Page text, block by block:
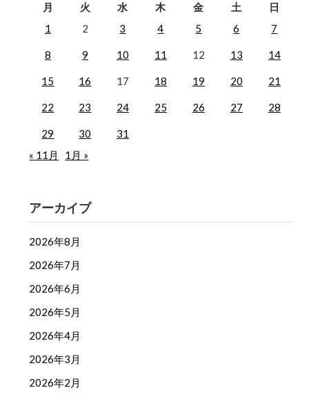
月 火 水 木 金 土
日
1
2 3 4 5 6 7
8 9 10 11 12 13 14
15 16 17 18 19 20 21
22 23 24 25 26 27 28
29 30
31
« 11月
1月 »
アーカイブ
2026年8月
2026年7月
2026年6月
2026年5月
2026年4月
2026年3月
2026年2月